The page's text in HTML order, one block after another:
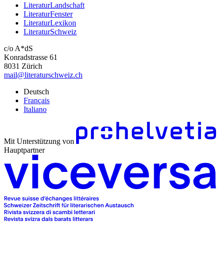
LiteraturLandschaft
LiteraturFenster
LiteraturLexikon
LiteraturSchweiz
c/o A*dS
Konradstrasse 61
8031 Zürich
mail@literaturschweiz.ch
Deutsch
Français
Italiano
Mit Unterstützung von
Hauptpartner